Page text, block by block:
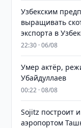
Узбекским
выращивать
экспорта в
22:30 · 06/08
Умер актёр,
Убайдуллаев
00:22 · 08/08
Sojitz построит
аэропортом